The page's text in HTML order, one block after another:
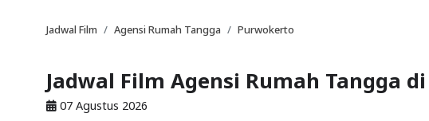
Jadwal Film Agensi Rumah Tangga Purwokerto
Jadwal Film Agensi Rumah Tangga
07 Agustus 2026